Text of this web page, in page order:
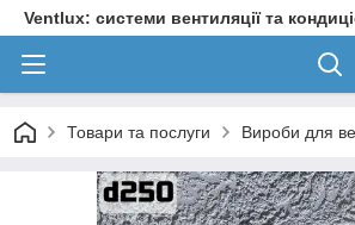
Ventlux: системи вентиляції та
Товари та послуги Вироби для